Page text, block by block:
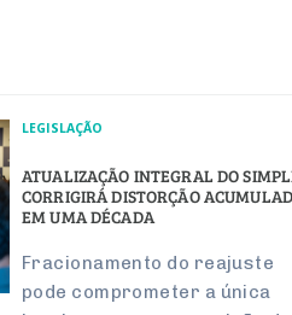
LEGISLAÇÃO
ATUALIZAÇÃO INTEGRAL DO
CORRIGIRÁ DISTORÇÃO
EM UMA DÉCADA
Fracionamento do reajuste
pode comprometer a única